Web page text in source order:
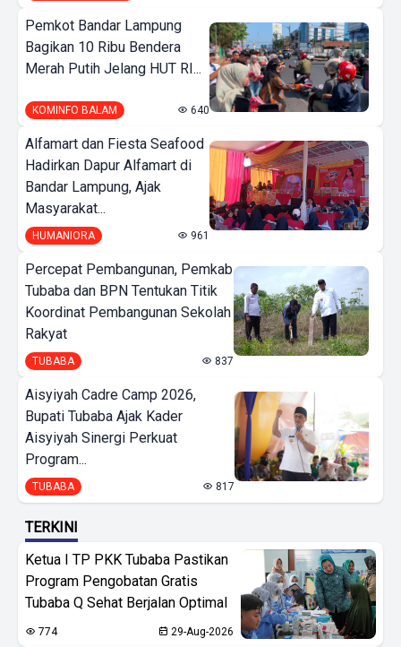
Pemkot Bandar Lampung
Bagikan 10 Ribu Bendera
Merah Putih Jelang HUT RI...
KOMINFO BALAM 640
Alfamart dan Fiesta Seafood
Hadirkan Dapur Alfamart di
Bandar Lampung, Ajak
Masyarakat...
HUMANIORA 961
Percepat Pembangunan, Pemkab
Tubaba dan BPN Tentukan Titik
Koordinat Pembangunan Sekolah
Rakyat
TUBABA 837
Aisyiyah Cadre Camp 2026,
Bupati Tubaba Ajak Kader
Aisyiyah Sinergi Perkuat
Program...
TUBABA 817
TERKINI
Ketua I TP PKK Tubaba Pastikan
Program Pengobatan Gratis
Tubaba Q Sehat Berjalan Optimal
774 29-Aug-2026